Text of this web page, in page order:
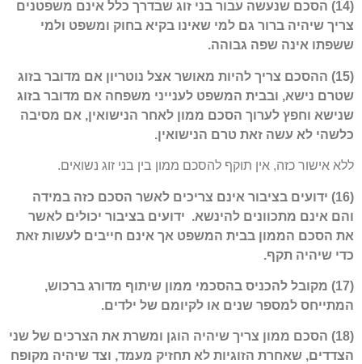
(14) הסכם שנעשה עבור בני זוג שבדרך כלל אינם משפטנים
צריך שיהיה ברור גם למי שאינו בקיא בחוק ומשפט ולמי
ששפתו אינה שפה גבוהה.
(15) ההסכם צריך להיות מאושר אצל נוטריון אם מדובר בזוג
שטרם נישא, ובבית המשפט לענייני משפחה אם מדובר בזוג
שנישא וחפץ לערוך הסכם ממון לאחר הנישואין, אם מסיבה
כלשהי לא עשה זאת טרם הנישואין.
ללא אישור כזה, אין תוקף להסכם ממון בין בני זוג נשואים.
(16) ידועים בציבור אינם צריכים לאשר הסכם כזה במידה
והם אינם מתכוונים להינשא. ידועים בציבור יכולים לאשר
את הסכם הממון בבית המשפט אך אינם חייבים לעשות זאת
כדי שיהיה תקף.
(17) מקובל להכניס בהסכמי ממון שיתוף מדורג ברכוש,
המתייחס למספר שנים או לקיומם של ילדים.
(18) הסכם ממון צריך שיהיה הוגן ומשרת את הצרכים של שני
הצדדים, שאחרת הזוגיות לא תחזיק מעמד, וצד שיהיה מקופח